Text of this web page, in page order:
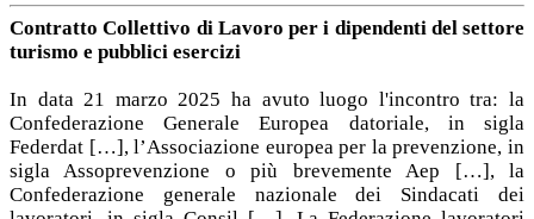
Contratto Collettivo di Lavoro per i dipendenti del settore
turismo e pubblici esercizi
In data 21 marzo 2025 ha avuto luogo l'incontro tra: la
Confederazione Generale Europea datoriale, in sigla
Federdat […], l’Associazione europea per la prevenzione, in
sigla Assoprevenzione o più brevemente Aep […], la
Confederazione generale nazionale dei Sindacati dei